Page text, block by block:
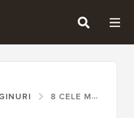
8 CELE MAI BUNE PLUGIN-URI WORDPRESS PENTRU PAGINI DE DESTINAȚIE COMPARATE (2026)